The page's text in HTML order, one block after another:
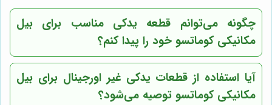
چگونه می‌توانم قطعه یدکی مناسب برای بیل
مکانیکی کوماتسو خود را پیدا کنم؟
آیا استفاده از قطعات یدکی غیر اورجینال برای بیل
مکانیکی کوماتسو توصیه می‌شود؟